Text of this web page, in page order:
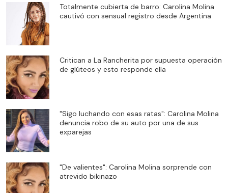
Totalmente cubierta de barro: Carolina Molina
cautivó con sensual registro desde Argentina
Critican a La Rancherita por supuesta operación
de glúteos y esto responde ella
"Sigo luchando con esas ratas": Carolina Molina
denuncia robo de su auto por una de sus
exparejas
"De valientes": Carolina Molina sorprende con
atrevido bikinazo